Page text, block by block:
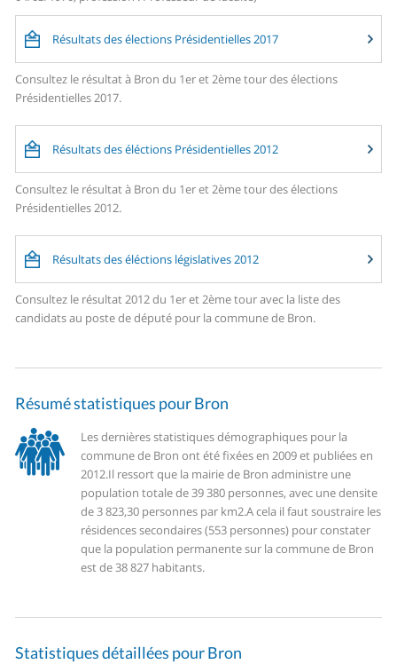
Résultats des élections Présidentielles 2017
Consultez le résultat à Bron du 1er et 2ème tour des élections
Présidentielles 2017.
Résultats des éléctions Présidentielles 2012
Consultez le résultat à Bron du 1er et 2ème tour des élections
Présidentielles 2012.
Résultats des éléctions législatives 2012
Consultez le résultat 2012 du 1er et 2ème tour avec la liste des
candidats au poste de député pour la commune de Bron.
Résumé statistiques pour Bron
Les dernières statistiques démographiques pour la
commune de Bron ont été fixées en 2009 et publiées en
2012.Il ressort que la mairie de Bron administre une
population totale de 39 380 personnes, avec une densite
de 3 823,30 personnes par km2.A cela il faut soustraire les
résidences secondaires (553 personnes) pour constater
que la population permanente sur la commune de Bron
est de 38 827 habitants.
Statistiques détaillées pour Bron